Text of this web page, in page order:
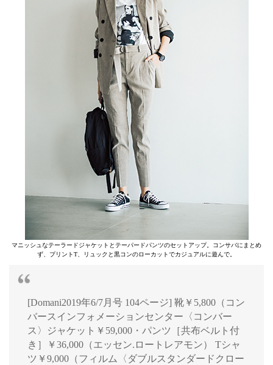
マニッシュなテーラードジャケットとテーパードパンツのセットアップ。コンサバにまとめ
ず、プリントT、リュックと黒コンのローカットでカジュアルに遊んで。
[Domani2019年6/7月号 104ページ] 靴￥5,800（コン
バースインフォメーションセンター〈コンバー
ス〉ジャケット￥59,000・パンツ［共布ベルト付
き］￥36,000（エッセン.ロートレアモン） Tシャ
ツ￥9,000（フィルム〈ダブルスタンダードクロー